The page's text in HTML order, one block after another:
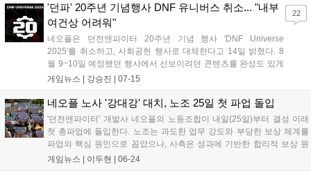
노조 관계자는 "동일 직군, 동일 등급의 업무...
'던파' 20주년 기념행사 DNF 유니버스 취소... "내부
여건상 어려워"
네오플은 던전앤파이터 20주년 기념 행사 'DNF Universe
2025'를 취소하고, 사회공헌 행사로 대체한다고 14일 밝혔다. 8
월 9~10일 예정됐던 행사에서 선보이려던 콘텐츠를 완성도 있게
준비하기 어렵다고 판단, 온라인 '유니버스 한데이'로 전환하고 향
업데이트는 예정대로 진행될 것이라고 전했다....
게임뉴스 | 강승진 07-15
22
네오플 노사 '강대강' 대치, 노조 25일 첫 파업 돌입
'던전앤파이터' 개발사 네오플의 노동조합이 내일(25일)부터 결성 이래
첫 총파업에 돌입한다. 노조는 과도한 업무 강도와 부당한 보상 체계를
파업의 핵심 원인으로 꼽았으나, 사측은 성과에 기반한 합리적 보상 원
칙을 지켜왔다며 노조의 주장을 정면으로 반박해 양측의 입장이 팽팽히
게임뉴스 | 이두현 06-24